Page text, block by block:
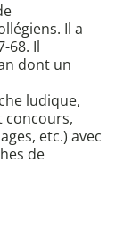
Il a
68. Il
dont un
ludique,
concours,
etc.) avec
de